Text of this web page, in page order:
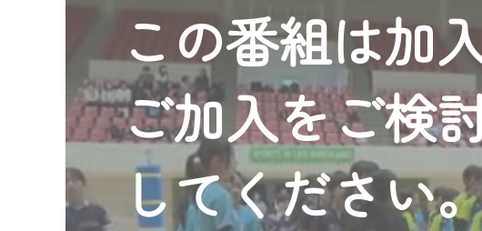
この番組は加
ご加入をご検
してください
2024/09/02
動画配信サービス『CCNet Web TV』は
【変更点】
◆デザイン変更により、お住まいの地域
◆当社アプリやＰＣブラウザから、いつ
CCNetサービスエリア20市町の地域情報
【ご注意】